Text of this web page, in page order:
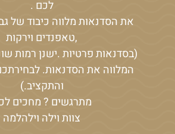
לכם .
את הסדנאות מלווה כיבוד של
,טאפנדים וירקות
(בסדנאות פרטיות .ישנן רמות
המלווה את הסדנאות.
והתקציב.)
מתרגשים ? מחכים
צוות וילה וילהלמה